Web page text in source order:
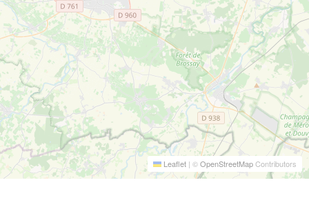
Leaflet | ©OpenStreetMapContributors